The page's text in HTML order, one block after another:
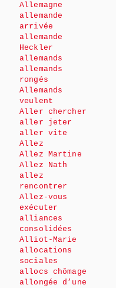
Allemagne
allemande
arrivée
allemande
Heckler
allemands
allemands
rongés
Allemands
veulent
Aller chercher
aller jeter
aller vite
Allez
Allez Martine
Allez Nath
allez
rencontrer
Allez-vous
exécuter
alliances
consolidées
Alliot-Marie
allocations
sociales
allocs chômage
allongée d’une